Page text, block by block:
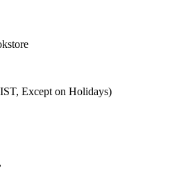
Except on Holidays)